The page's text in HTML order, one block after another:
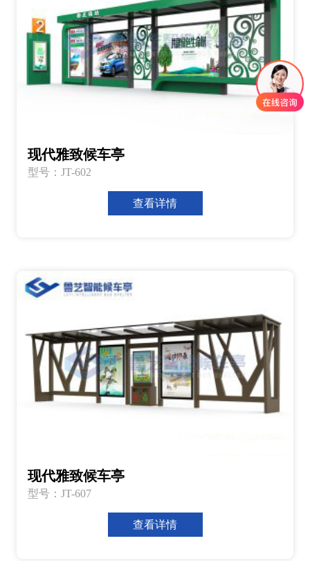
现代雅致候车亭
型号：JT-602
查看详情
现代雅致候车亭
型号：JT-607
查看详情